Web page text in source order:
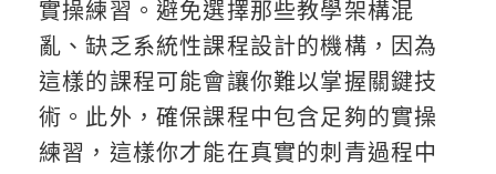
實操練習。避免選擇那些教學架構混
亂、缺乏系統性課程設計的機構，因為
這樣的課程可能會讓你難以掌握關鍵技
術。此外，確保課程中包含足夠的實操
練習，這樣你才能在真實的刺青過程中